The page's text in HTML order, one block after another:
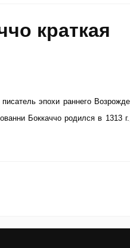
краткая
эпохи раннего
Боккаччо родился в 1313